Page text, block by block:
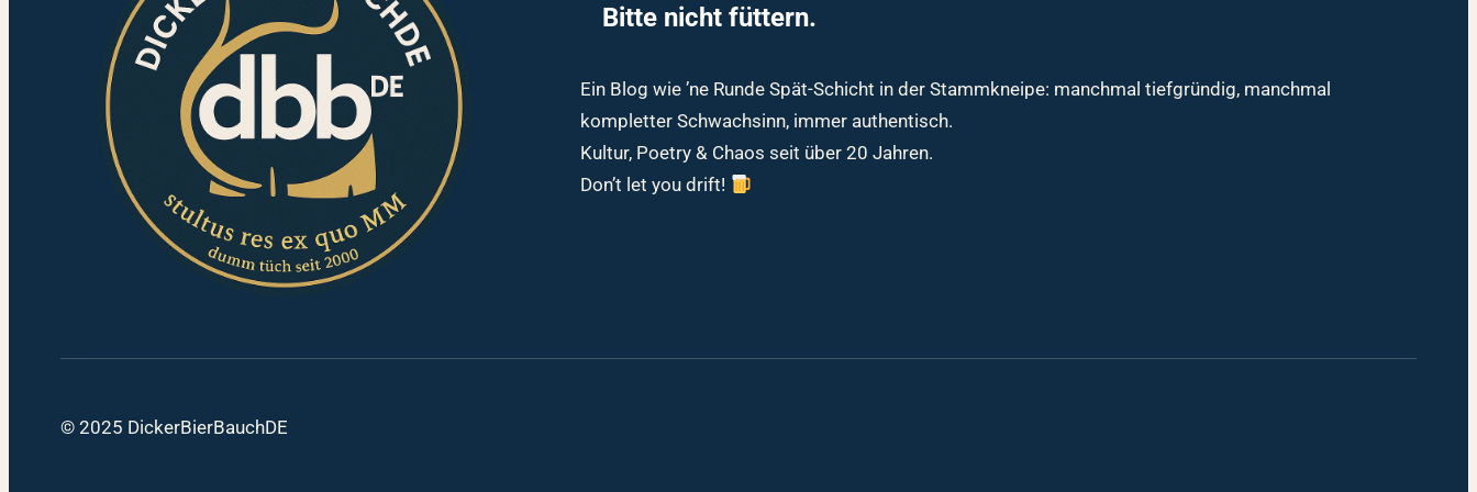
Bitte nicht füttern.
Ein Blog wie ’ne Runde Spät-Schicht in der Stammkneipe: manchmal tiefgründig, manchmal
kompletter Schwachsinn, immer authentisch.
Kultur, Poetry & Chaos seit über 20 Jahren.
Don’t let you drift!
© 2025 DickerBierBauchDE